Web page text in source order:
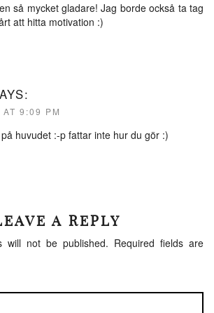
så mycket gladare! Jag borde också ta tag
att hitta motivation :)
9:09 PM
huvudet :-p fattar inte hur du gör :)
A REPLY
will not be published. Required fields are